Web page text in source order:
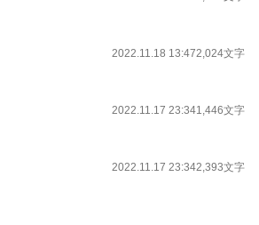
2022.11.18 13:472,024文字
2022.11.17 23:341,446文字
2022.11.17 23:342,393文字